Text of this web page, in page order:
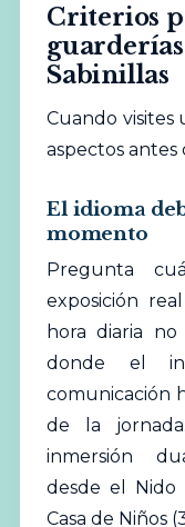
Criterios
Sabinillas
Cuando visites
aspectos antes
El idioma
momento
Pregunta
exposición
hora diaria
donde el
comunicación
de la
inmersión
desde el Nido
Casa de Niños